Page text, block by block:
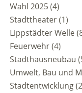
Wahl 2025(4)
Stadttheater(1)
Lippstädter Welle
Feuerwehr(4)
Stadthausneubau
Umwelt, Bau und
Stadtentwicklung